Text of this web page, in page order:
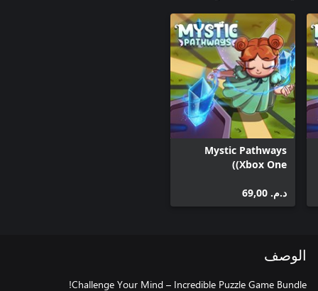
Mystic Pathways
(Xbox One)
د.م.‏ 69,00
الوصف